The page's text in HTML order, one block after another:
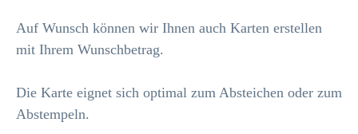
Auf Wunsch können wir Ihnen auch Karten erstellen
mit Ihrem Wunschbetrag.
Die Karte eignet sich optimal zum Absteichen oder zum
Abstempeln.